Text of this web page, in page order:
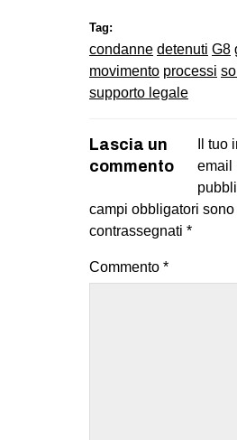
Tag:
condanne detenuti G8
movimento processi
supporto legale
Lascia un
commento
Il tuo
email
campi obbligatori sono
contrassegnati *
Commento *